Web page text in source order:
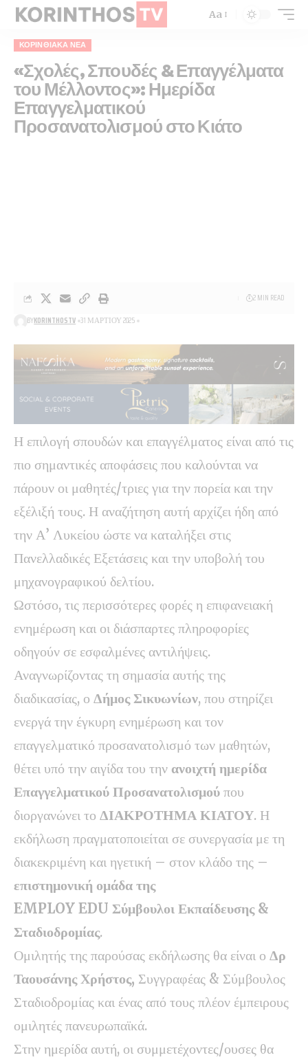
Aa
ΚΟΡΙΝΘΙΑΚΆ ΝΈΑ
«Σχολές, Σπουδές & Επαγγέλματα
του Μέλλοντος»: Ημερίδα
Επαγγελματικού
Προσανατολισμού στο Κιάτο
BYKORINTHOSTV 31 ΜΑΡΤΊΟΥ 2025
2 MIN READ
Η επιλογή σπουδών και επαγγέλματος είναι από τις
πιο σημαντικές αποφάσεις που καλούνται να
πάρουν οι μαθητές/τριες για την πορεία και την
εξέλιξή τους. Η αναζήτηση αυτή αρχίζει ήδη από
την Α’ Λυκείου ώστε να καταλήξει στις
Πανελλαδικές Εξετάσεις και την υποβολή του
μηχανογραφικού δελτίου.
Ωστόσο, τις περισσότερες φορές η επιφανειακή
ενημέρωση και οι διάσπαρτες πληροφορίες
οδηγούν σε εσφαλμένες αντιλήψεις.
Αναγνωρίζοντας τη σημασία αυτής της
διαδικασίας, ο Δήμος Σικυωνίων, που στηρίζει
ενεργά την έγκυρη ενημέρωση και τον
επαγγελματικό προσανατολισμό των μαθητών,
θέτει υπό την αιγίδα του την ανοιχτή ημερίδα
Επαγγελματικού Προσανατολισμού που
διοργανώνει το ΔΙΑΚΡΟΤΗΜΑ ΚΙΑΤΟΥ. Η
εκδήλωση πραγματοποιείται σε συνεργασία με τη
διακεκριμένη και ηγετική – στον κλάδο της –
επιστημονική ομάδα της
EMPLOY EDU Σύμβουλοι Εκπαίδευσης &
Σταδιοδρομίας.
Ομιλητής της παρούσας εκδήλωσης θα είναι ο Δρ
Ταουσάνης Χρήστος, Συγγραφέας & Σύμβουλος
Σταδιοδρομίας και ένας από τους πλέον έμπειρους
ομιλητές πανευρωπαϊκά.
Στην ημερίδα αυτή, οι συμμετέχοντες/ουσες θα